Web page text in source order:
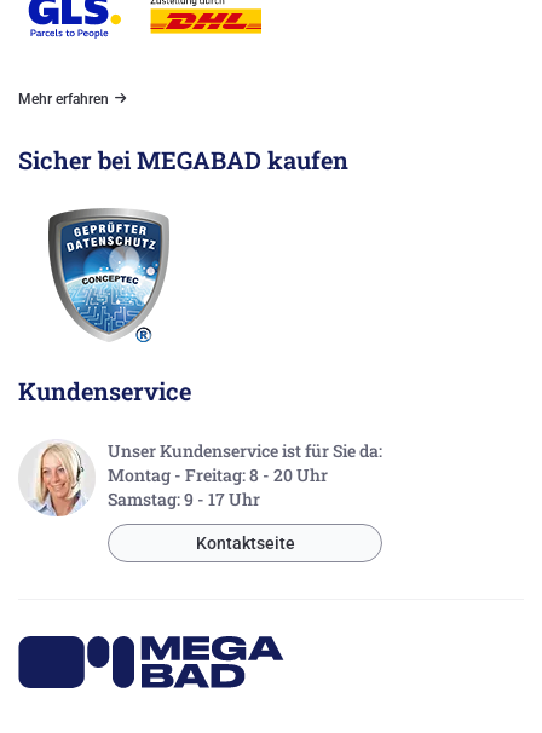
Mehr erfahren
Sicher bei MEGABAD kaufen
Kundenservice
Unser Kundenservice ist für Sie da:
Montag - Freitag: 8 - 20 Uhr
Samstag: 9 - 17 Uhr
Kontaktseite